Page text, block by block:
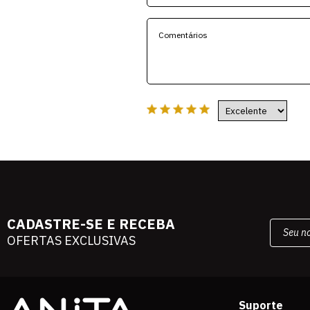
CADASTRE-SE E RECEBA
OFERTAS EXCLUSIVAS
Suporte